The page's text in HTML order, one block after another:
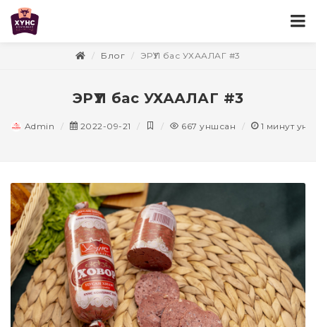
Блог ЭРҮҮЛ бас УХААЛАГ #3
ЭРҮҮЛ бас УХААЛАГ #3
Admin 2022-09-21 667 уншсан 1 минут